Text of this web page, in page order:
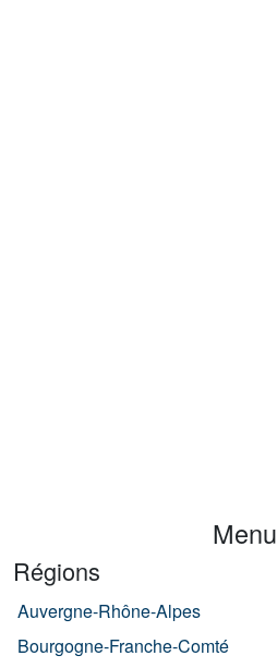
Menu
Régions
Auvergne-Rhône-Alpes
Bourgogne-Franche-Comté